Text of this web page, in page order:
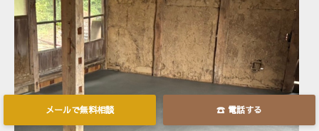
メールで無料相談 ☎ 電話する